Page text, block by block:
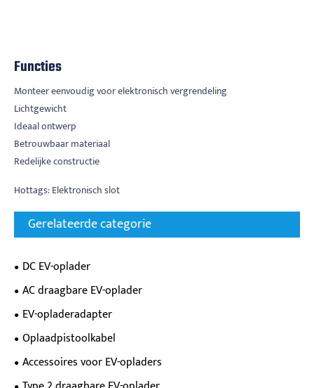
Functies
Monteer eenvoudig voor elektronisch vergrendeling
Lichtgewicht
Ideaal ontwerp
Betrouwbaar materiaal
Redelijke constructie
Hottags: Elektronisch slot
Gerelateerde categorie
DC EV-oplader
AC draagbare EV-oplader
EV-opladeradapter
Oplaadpistoolkabel
Accessoires voor EV-opladers